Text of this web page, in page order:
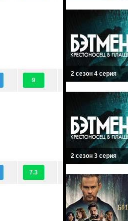
9
7.3
2 сезон 4 серия
2 сезон 3 серия